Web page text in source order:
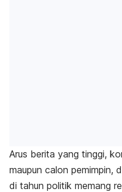
Arus berita yang tinggi,
maupun calon pemimpin,
di tahun politik memang